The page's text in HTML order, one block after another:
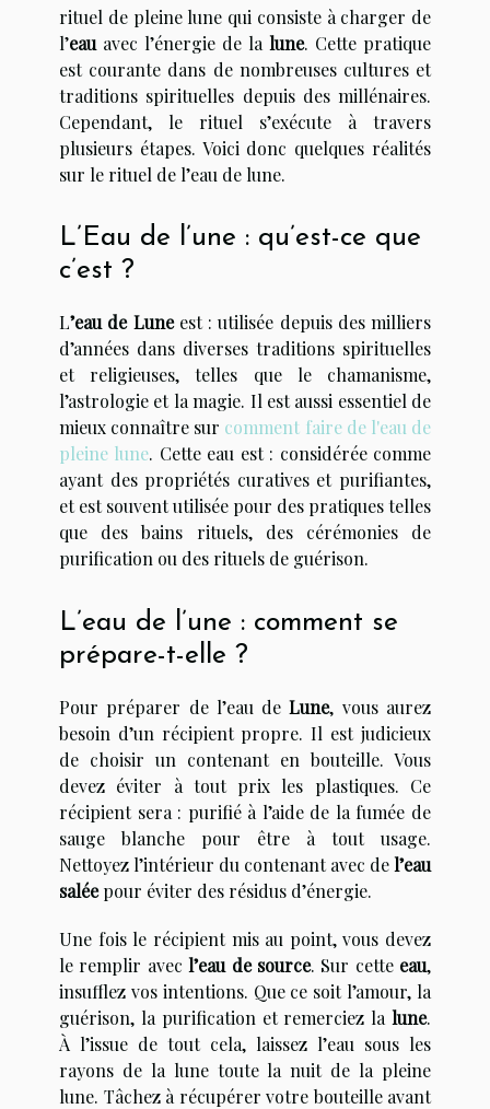
rituel de pleine lune qui consiste à charger de
l’eau avec l’énergie de la lune. Cette pratique
est courante dans de nombreuses cultures et
traditions spirituelles depuis des millénaires.
Cependant, le rituel s’exécute à travers
plusieurs étapes. Voici donc quelques réalités
sur le rituel de l’eau de lune.
L’Eau de l’une : qu’est-ce que
c’est ?
L’eau de Luneest : utilisée depuis des milliers
d’années dans diverses traditions spirituelles
et religieuses, telles que le chamanisme,
l’astrologie et la magie. Il est aussi essentiel de
mieux connaître sur comment faire de l'eau de
pleine lune. Cette eau est : considérée comme
ayant des propriétés curatives et purifiantes,
et est souvent utilisée pour des pratiques telles
que des bains rituels, des cérémonies de
purification ou des rituels de guérison.
L’eau de l’une : comment se
prépare-t-elle ?
Pour préparer de l’eau deLune, vous aurez
besoin d’un récipient propre. Il est judicieux
de choisir un contenant en bouteille. Vous
devez éviter à tout prix les plastiques. Ce
récipient sera : purifié à l’aide de la fumée de
sauge blanche pour être à tout usage.
Nettoyez l’intérieur du contenant avec del’eau
saléepour éviter des résidus d’énergie.
Une fois le récipient mis au point, vous devez
le remplir avecl’eau de source. Sur cette eau,
insufflez vos intentions. Que ce soit l’amour, la
guérison, la purification et remerciez la lune.
À l’issue de tout cela, laissez l’eau sous les
rayons de la lune toute la nuit de la pleine
lune. Tâchez à récupérer votre bouteille avant